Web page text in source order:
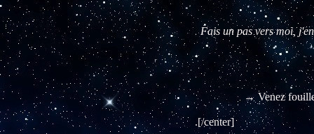
Fais un pas vers moi,
→ Venez
.[/center]